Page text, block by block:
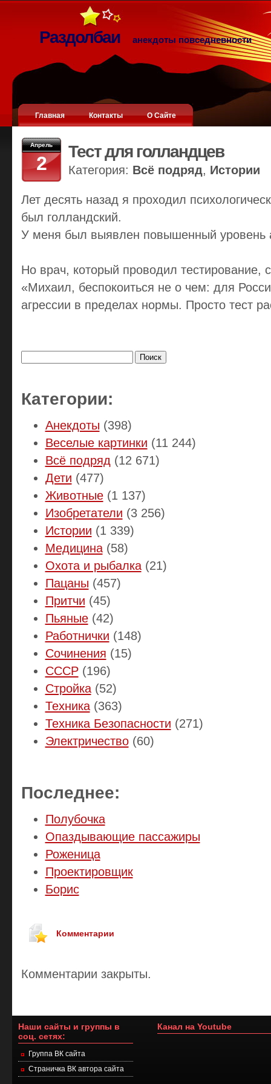
Раздолбаи анекдоты повседневности
Главная Контакты О Сайте
Апрель
2
Тест для голландцев
Категория: Всё подряд, Истории
Лет десять назад я проходил
был голландский.
У меня был выявлен повышенный уровень
Но врач, который проводил тестирование,
«Михаил, беспокоиться не о чем: для
агрессии в пределах нормы. Просто тест
Категории:
Анекдоты (398)
Веселые картинки (11 244)
Всё подряд (12 671)
Дети (477)
Животные(1 137)
Изобретатели (3 256)
Истории (1 339)
Медицина(58)
Охота и рыбалка(21)
Пацаны (457)
Притчи (45)
Пьяные(42)
Работнички (148)
Сочинения (15)
СССР(196)
Стройка(52)
Техника(363)
Техника Безопасности (271)
Электричество(60)
Последнее:
Полубочка
Опаздывающие пассажиры
Роженица
Проектировщик
Борис
Комментарии
Комментарии закрыты.
Наши сайты и группы в
соц. сетях:
Группа ВК сайта
Страничка ВК автора сайта
Канал на Youtube